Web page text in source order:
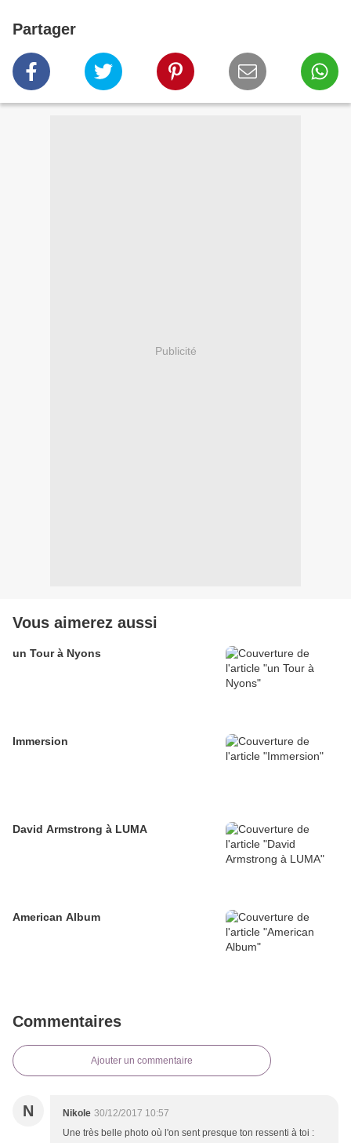
Partager
Publicité
Vous aimerez aussi
un Tour à Nyons
Immersion
David Armstrong à LUMA
American Album
Commentaires
Ajouter un commentaire
N Nikole 30/12/2017 10:57
Une très belle photo où l'on sent presque ton ressenti à toi :